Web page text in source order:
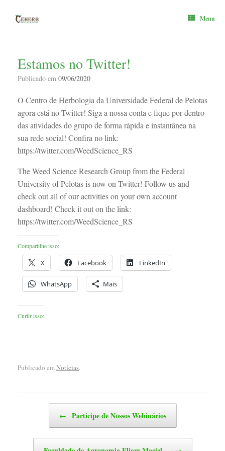
content
Menu
Estamos no Twitter!
Publicado em 09/06/2020
O Centro de Herbologia da Universidade Federal de Pelotas
agora está no Twitter! Siga a nossa conta e fique por dentro
das atividades do grupo de forma rápida e instantânea na
sua rede social! Confira no link:
https://twitter.com/WeedScience_RS
The Weed Science Research Group from the Federal
University of Pelotas is now on Twitter! Follow us and
check out all of our activities on your own account
dashboard! Check it out on the link:
https://twitter.com/WeedScience_RS
Compartilhe isso:
X Facebook LinkedIn
WhatsApp Mais
Curtir isso:
Publicado em Notícias.
← Participe de Nossos Webinários